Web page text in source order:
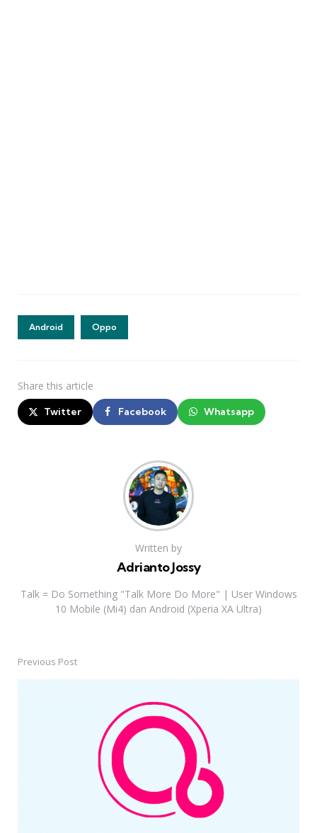
Android Oppo
Share this article
Twitter Facebook Whatsapp
Written by
Adrianto Jossy
Talk = Do Something "Talk More Do More" | User Windows
10 Mobile (Mi4) dan Android (Xperia XA Ultra)
PostPrevious Post